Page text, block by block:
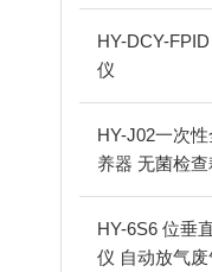
HY-DCY-
仪
HY-J02一次
养器 无菌检
HY-6S6 位垂
仪 自动放气